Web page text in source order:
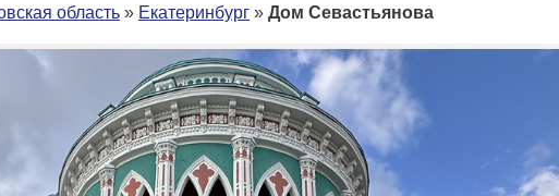
область » Екатеринбург » Дом Севастьянова